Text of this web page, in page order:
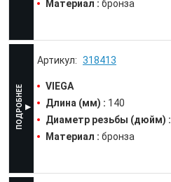
Материал : бронза
318413
VIEGA
Длина (мм) : 140
Диаметр резьбы (дюйм) :
Материал : бронза